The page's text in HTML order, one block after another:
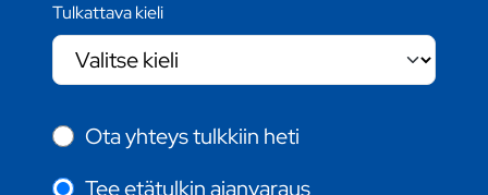
Tulkattava kieli
Ota yhteys tulkkiin heti
Tee etätulkin ajanvaraus